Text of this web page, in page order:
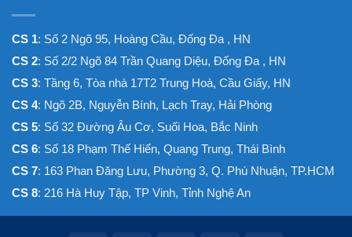
CS 1: Số 2 Ngõ 95, Hoàng Cầu, Đống Đa , HN
CS 2: Số 2/2 Ngõ 84 Trần Quang Diệu, Đống Đa , HN
CS 3: Tầng 6, Tòa nhà 17T2 Trung Hoà, Cầu Giấy, HN
CS 4: Ngõ 2B, Nguyễn Bính, Lạch Tray, Hải Phòng
CS 5: Số 32 Đường Âu Cơ, Suối Hoa, Bắc Ninh
CS 6: Số 18 Phạm Thế Hiển, Quang Trung, Thái Bình
CS 7: 163 Phan Đăng Lưu, Phường 3, Q. Phú Nhuận, TP.HCM
CS 8: 216 Hà Huy Tập, TP Vinh, Tỉnh Nghệ An